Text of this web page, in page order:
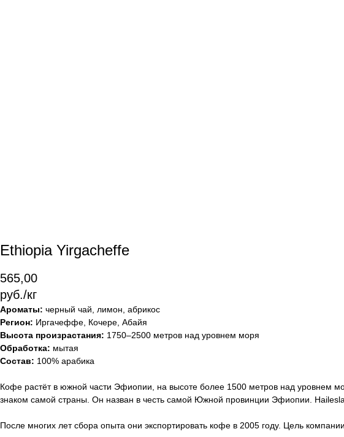
Ethiopia Yirgacheffe
565,00
руб./кг
Ароматы: черный чай, лимон, абрикос
Регион: Иргачеффе, Кочере, Абайя
Высота произрастания: 1750–2500 метров над уровнем моря
Обработка: мытая
Состав: 100% арабика
Кофе растёт в южной части Эфиопии, на высоте более 1500 метров над уровнем
знаком самой страны. Он назван в честь самой Южной провинции Эфиопии.
После многих лет сбора опыта они экспортировать кофе в 2005 году. Цель